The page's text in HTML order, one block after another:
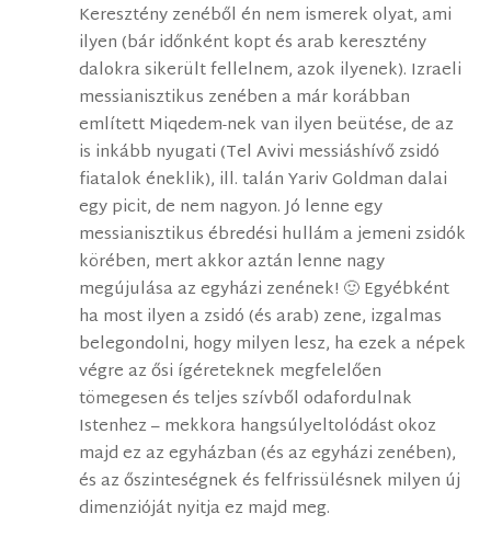
Keresztény zenéből én nem ismerek olyat, ami
ilyen (bár időnként kopt és arab keresztény
dalokra sikerült fellelnem, azok ilyenek). Izraeli
messianisztikus zenében a már korábban
említett Miqedem-nek van ilyen beütése, de az
is inkább nyugati (Tel Avivi messiáshívő zsidó
fiatalok éneklik), ill. talán Yariv Goldman dalai
egy picit, de nem nagyon. Jó lenne egy
messianisztikus ébredési hullám a jemeni zsidók
körében, mert akkor aztán lenne nagy
megújulása az egyházi zenének! 🙂 Egyébként
ha most ilyen a zsidó (és arab) zene, izgalmas
belegondolni, hogy milyen lesz, ha ezek a népek
végre az ősi ígéreteknek megfelelően
tömegesen és teljes szívből odafordulnak
Istenhez – mekkora hangsúlyeltolódást okoz
majd ez az egyházban (és az egyházi zenében),
és az őszinteségnek és felfrissülésnek milyen új
dimenzióját nyitja ez majd meg.